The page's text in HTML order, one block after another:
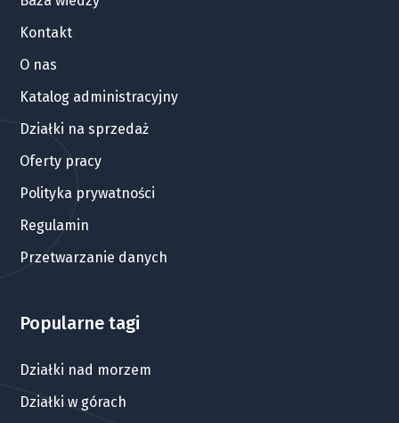
Kontakt
O nas
Katalog administracyjny
Działki na sprzedaż
Oferty pracy
Polityka prywatności
Regulamin
Przetwarzanie danych
Popularne tagi
Działki nad morzem
Działki w górach